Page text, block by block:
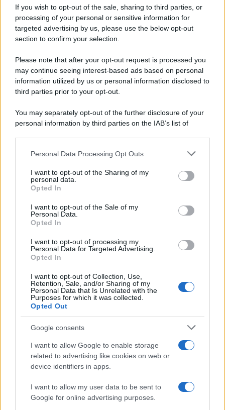
If you wish to opt-out of the sale, sharing to third parties, or
processing of your personal or sensitive information for
targeted advertising by us, please use the below opt-out
section to confirm your selection.
Please note that after your opt-out request is processed you
may continue seeing interest-based ads based on personal
information utilized by us or personal information disclosed to
third parties prior to your opt-out.
You may separately opt-out of the further disclosure of your
personal information by third parties on the IAB’s list of
This information may also be disclosed by us to third parties
disclose it to other third parties.
Please note that this website/app uses one or more Google
services and may gather and store information including but
not limited to your visit or usage behaviour. You may click to
grant or deny consent to Google and its third-party tags to
consent section.
Personal Data Processing Opt Outs
I want to opt-out of the Sharing of my
personal data.
Opted In
I want to opt-out of the Sale of my
Personal Data.
Opted In
I want to opt-out of processing my
Personal Data for Targeted Advertising.
Opted In
I want to opt-out of Collection, Use,
Retention, Sale, and/or Sharing of my
Personal Data that Is Unrelated with the
Purposes for which it was collected.
Opted Out
Google consents
I want to allow Google to enable storage
related to advertising like cookies on web or
device identifiers in apps.
I want to allow my user data to be sent to
Google for online advertising purposes.